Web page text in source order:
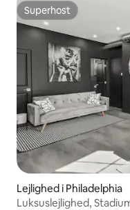
Superhost
Superhost
Lejlighed i Philadelphia
Luksuslejlighed,